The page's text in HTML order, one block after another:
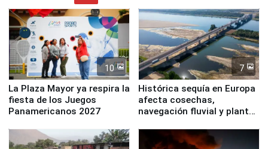
10
La Plaza Mayor ya respira la
fiesta de los Juegos
Panamericanos 2027
7
Histórica sequía en Europa
afecta cosechas,
navegación fluvial y plantas